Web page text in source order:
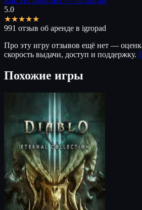
5.0
★★★★★
991 отзыв об аренде в igropad
Про эту игру отзывов ещё нет —
скорость выдачи, доступ и поддержку.
Похожие игры